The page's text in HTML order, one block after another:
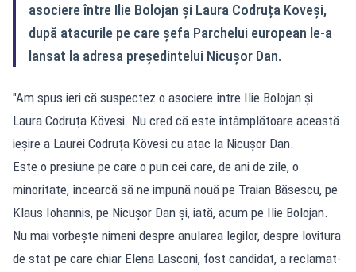
asociere între Ilie Bolojan și Laura Codruța Koveși,
după atacurile pe care șefa Parchelui european le-a
lansat la adresa președintelui Nicușor Dan.
"Am spus ieri că suspectez o asociere între Ilie Bolojan și
Laura Codruța Kövesi. Nu cred că este întâmplătoare această
ieșire a Laurei Codruța Kövesi cu atac la Nicușor Dan.
Este o presiune pe care o pun cei care, de ani de zile, o
minoritate, încearcă să ne impună nouă pe Traian Băsescu, pe
Klaus Iohannis, pe Nicușor Dan și, iată, acum pe Ilie Bolojan.
Nu mai vorbește nimeni despre anularea legilor, despre lovitura
de stat pe care chiar Elena Lasconi, fost candidat, a reclamat-